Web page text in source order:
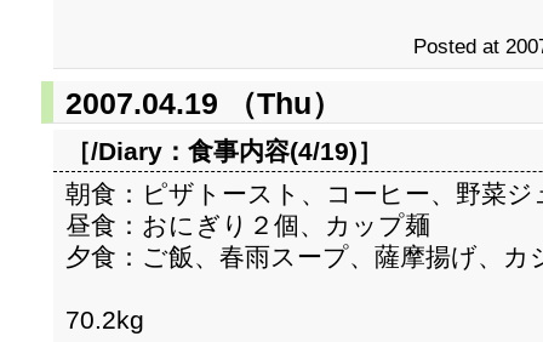
Posted at
2007.04.19 （Thu）
［/Diary： 食事内容(4/19)］
朝食：ピザトースト、コーヒー、野菜ジ
昼食：おにぎり２個、カップ麺
夕食：ご飯、春雨スープ、薩摩揚げ、
70.2kg